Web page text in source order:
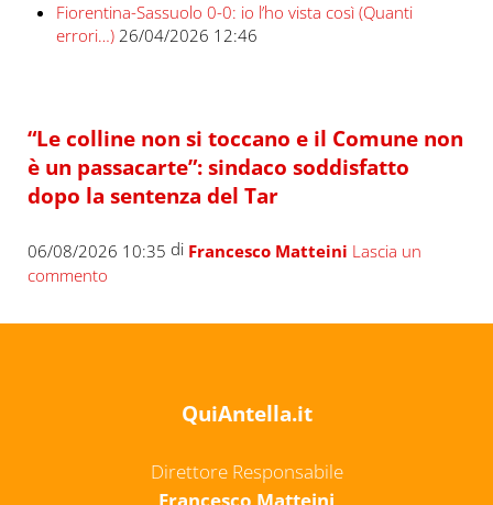
Fiorentina-Sassuolo 0-0: io l’ho vista così (Quanti
errori…) 26/04/2026 12:46
“Le colline non si toccano e il Comune non
è un passacarte”: sindaco soddisfatto
dopo la sentenza del Tar
06/08/2026 10:35 di Francesco Matteini Lascia un
commento
QuiAntella.it
Direttore Responsabile